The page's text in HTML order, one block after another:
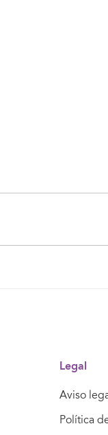
Legal
Aviso
Política